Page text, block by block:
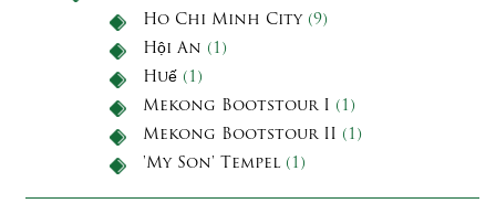
Ho Chi Minh City(9)
Hội An (1)
Huế (1)
Mekong Bootstour I (1)
Mekong Bootstour II (1)
'My Son' Tempel (1)